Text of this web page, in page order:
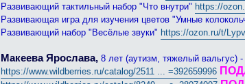
Развивающий тактильный набор "Что внутри" https://
Развивающая игра для изучения цветов "Умные
Развивающий набор "Весёлые звуки" https://ozon.ru/t/
Макеева Ярослава, 8 лет (аутизм, тяжелый вальгус)
https://www.wildberries.ru/catalog/2511 ... =392659996